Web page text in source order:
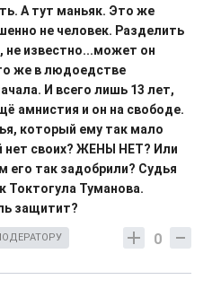
А тут маньяк. Это же
не человек. Разделить
не известно...может он
же в людоедстве
И всего лишь 13 лет,
амнистия и он на свободе.
который ему так мало
нет своих? ЖЕНЫ НЕТ? Или
его так задобрили? Судья
Токтогула Туманова.
защитит?
0